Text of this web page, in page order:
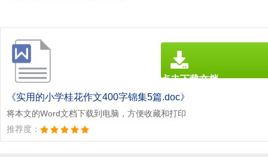
《实用的小学桂花作文400字锦集5篇.doc》
将本文的Word文档下载到电脑，方便收藏和打印
推荐度：
点击下载文档
文档为doc格式